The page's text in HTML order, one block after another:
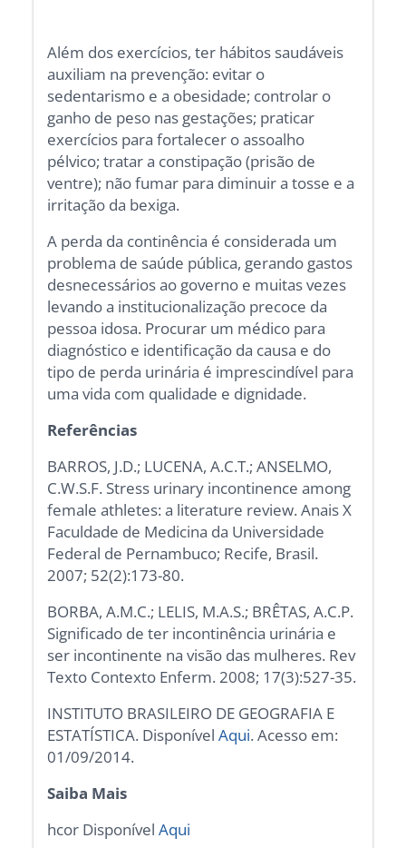
Além dos exercícios, ter hábitos saudáveis
auxiliam na prevenção: evitar o
sedentarismo e a obesidade; controlar o
ganho de peso nas gestações; praticar
exercícios para fortalecer o assoalho
pélvico; tratar a constipação (prisão de
ventre); não fumar para diminuir a tosse e a
irritação da bexiga.
A perda da continência é considerada um
problema de saúde pública, gerando gastos
desnecessários ao governo e muitas vezes
levando a institucionalização precoce da
pessoa idosa. Procurar um médico para
diagnóstico e identificação da causa e do
tipo de perda urinária é imprescindível para
uma vida com qualidade e dignidade.
Referências
BARROS, J.D.; LUCENA, A.C.T.; ANSELMO,
C.W.S.F. Stress urinary incontinence among
female athletes: a literature review. Anais X
Faculdade de Medicina da Universidade
Federal de Pernambuco; Recife, Brasil.
2007; 52(2):173-80.
BORBA, A.M.C.; LELIS, M.A.S.; BRÊTAS, A.C.P.
Significado de ter incontinência urinária e
ser incontinente na visão das mulheres. Rev
Texto Contexto Enferm. 2008; 17(3):527-35.
INSTITUTO BRASILEIRO DE GEOGRAFIA E
ESTATÍSTICA. DisponívelAqui. Acesso em:
01/09/2014.
Saiba Mais
hcor DisponívelAqui